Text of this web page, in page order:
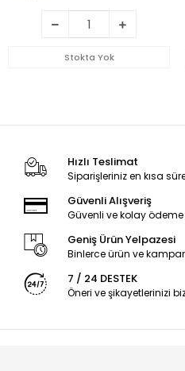
Stokta Yok
Hızlı Teslimat
Siparişleriniz en kısa
Güvenli Alışveriş
Güvenli ve kolay
Geniş Ürün Yelpazesi
Binlerce ürün ve
7 / 24 DESTEK
Öneri ve şikayetlerinizi